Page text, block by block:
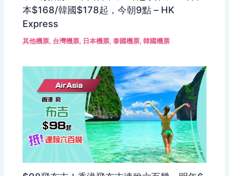
本$168/韓國$178起，今朝9點 – HK
Express
其他機票, 台灣機票, 日本機票,泰國機票,韓國機票